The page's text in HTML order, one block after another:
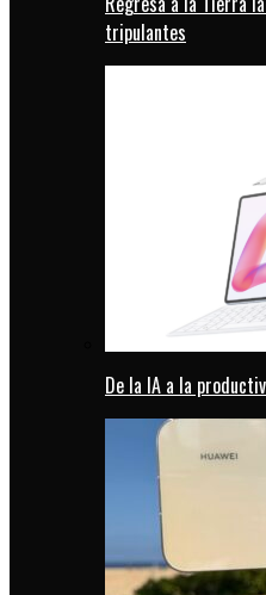
tripulantes
De la IA a la